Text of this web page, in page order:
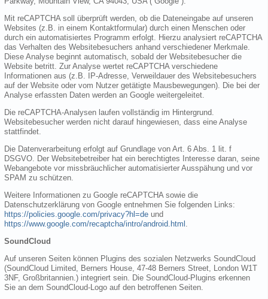
Mit reCAPTCHA soll überprüft werden, ob die Dateneingabe auf unseren
Websites (z.B. in einem Kontaktformular) durch einen Menschen oder
durch ein automatisiertes Programm erfolgt. Hierzu analysiert reCAPTCHA
das Verhalten des Websitebesuchers anhand verschiedener Merkmale.
Diese Analyse beginnt automatisch, sobald der Websitebesucher die
Website betritt. Zur Analyse wertet reCAPTCHA verschiedene
Informationen aus (z.B. IP-Adresse, Verweildauer des Websitebesuchers
auf der Website oder vom Nutzer getätigte Mausbewegungen). Die bei der
Analyse erfassten Daten werden an Google weitergeleitet.
Die reCAPTCHA-Analysen laufen vollständig im Hintergrund.
Websitebesucher werden nicht darauf hingewiesen, dass eine Analyse
stattfindet.
Die Datenverarbeitung erfolgt auf Grundlage von Art. 6 Abs. 1 lit. f
DSGVO. Der Websitebetreiber hat ein berechtigtes Interesse daran, seine
Webangebote vor missbräuchlicher automatisierter Ausspähung und vor
SPAM zu schützen.
Weitere Informationen zu Google reCAPTCHA sowie die
Datenschutzerklärung von Google entnehmen Sie folgenden Links:
https://policies.google.com/privacy?hl=de und
https://www.google.com/recaptcha/intro/android.html
SoundCloud
Auf unseren Seiten können Plugins des sozialen Netzwerks SoundCloud
(SoundCloud Limited, Berners House, 47-48 Berners Street, London W1T
3NF, Großbritannien.) integriert sein. Die SoundCloud-Plugins erkennen
Sie an dem SoundCloud-Logo auf den betroffenen Seiten.